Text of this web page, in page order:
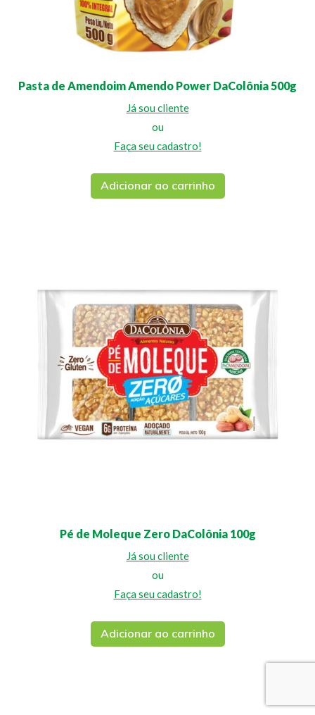
Pasta de Amendoim Amendo Power DaColônia 500g
Já sou cliente
ou
Faça seu cadastro!
Adicionar ao carrinho
Pé de Moleque Zero DaColônia 100g
Já sou cliente
ou
Faça seu cadastro!
Adicionar ao carrinho